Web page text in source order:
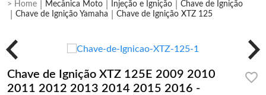
Mecânica Moto Injeção e Ignição
Chave de Ignição
Chave de Ignição Yamaha
Chave de Ignição XTZ 125
Chave de Ignição XTZ 125E 2009 2010
2011 2012 2013 2014 2015 2016 -